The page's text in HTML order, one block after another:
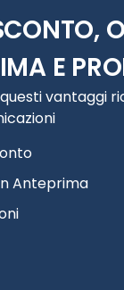
E
vantaggi
Anteprima